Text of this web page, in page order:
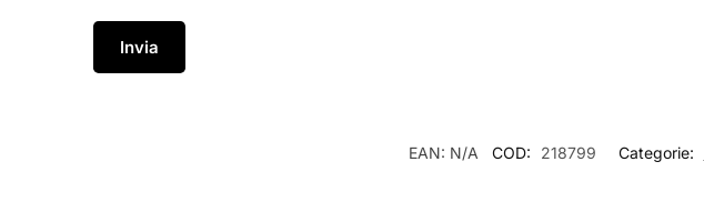
EAN: N/A COD: 218799 Categorie: